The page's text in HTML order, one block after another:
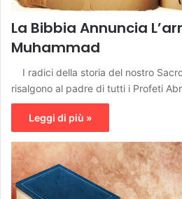
La Bibbia Annuncia
Muhammad
I radici della storia del nostro
risalgono al padre di tutti i Profeti
Leggi di più »